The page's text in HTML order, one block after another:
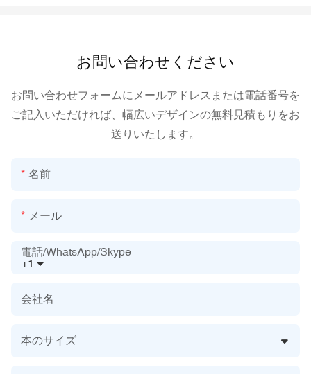
お問い合わせください
お問い合わせフォームにメールアドレスまたは電話番号を
ご記入いただければ、幅広いデザインの無料見積もりをお
送りいたします。
名前
メール
+1
電話/WhatsApp/Skype
会社名
本のサイズ